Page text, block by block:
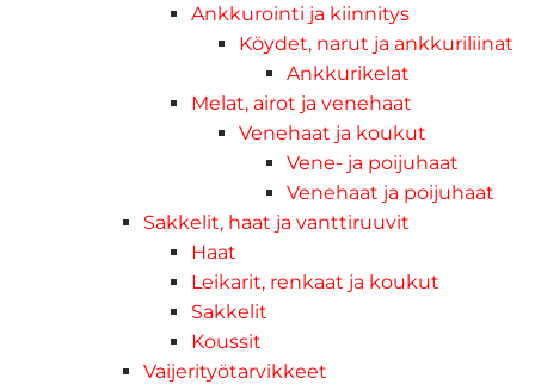
Ankkurointi ja kiinnitys
Köydet, narut ja ankkuriliinat
Ankkurikelat
Melat, airot ja venehaat
Venehaat ja koukut
Vene- ja poijuhaat
Venehaat ja poijuhaat
Sakkelit, haat ja vanttiruuvit
Haat
Leikarit, renkaat ja koukut
Sakkelit
Koussit
Vaijerityötarvikkeet